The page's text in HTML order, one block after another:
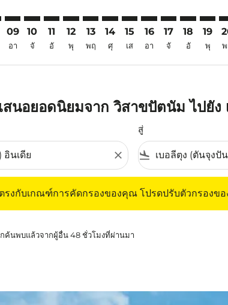
09
อา
10
จั
11
อั
12
พุ
13
พฤ
14
ศุ
15
เส
16
อา
17
จั
18
อั
19
พุ
สนอยอดนิยมจาก วิสาขปัตนัม ไปยั
close
สู่
flight_land
รงกับเกณฑ์การคัดกรองของคุณ โปรดปรับตัวกรองข
ค้นพบแล้วจากผู้อื่น 48 ชั่วโมงที่ผ่านมา